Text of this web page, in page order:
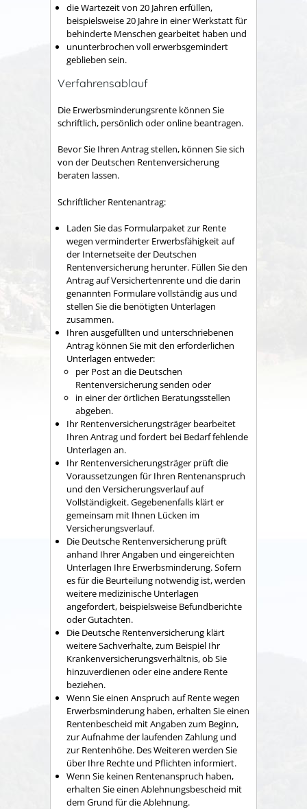
die Wartezeit von 20 Jahren erfüllen,
beispielsweise 20 Jahre in einer Werkstatt für
behinderte Menschen gearbeitet haben und
ununterbrochen voll erwerbsgemindert
geblieben sein.
Verfahrensablauf
Die Erwerbsminderungsrente können Sie
schriftlich, persönlich oder online beantragen.
Bevor Sie Ihren Antrag stellen, können Sie sich
von der Deutschen Rentenversicherung
beraten lassen.
Schriftlicher Rentenantrag:
Laden Sie das Formularpaket zur Rente
wegen verminderter Erwerbsfähigkeit auf
der Internetseite der Deutschen
Rentenversicherung herunter. Füllen Sie den
Antrag auf Versichertenrente und die darin
genannten Formulare vollständig aus und
stellen Sie die benötigten Unterlagen
zusammen.
Ihren ausgefüllten und unterschriebenen
Antrag können Sie mit den erforderlichen
Unterlagen entweder:
per Post an die Deutschen
Rentenversicherung senden oder
in einer der örtlichen Beratungsstellen
abgeben.
Ihr Rentenversicherungsträger bearbeitet
Ihren Antrag und fordert bei Bedarf fehlende
Unterlagen an.
Ihr Rentenversicherungsträger prüft die
Voraussetzungen für Ihren Rentenanspruch
und den Versicherungsverlauf auf
Vollständigkeit. Gegebenenfalls klärt er
gemeinsam mit Ihnen Lücken im
Versicherungsverlauf.
Die Deutsche Rentenversicherung prüft
anhand Ihrer Angaben und eingereichten
Unterlagen Ihre Erwerbsminderung. Sofern
es für die Beurteilung notwendig ist, werden
weitere medizinische Unterlagen
angefordert, beispielsweise Befundberichte
oder Gutachten.
Die Deutsche Rentenversicherung klärt
weitere Sachverhalte, zum Beispiel Ihr
Krankenversicherungsverhältnis, ob Sie
hinzuverdienen oder eine andere Rente
beziehen.
Wenn Sie einen Anspruch auf Rente wegen
Erwerbsminderung haben, erhalten Sie einen
Rentenbescheid mit Angaben zum Beginn,
zur Aufnahme der laufenden Zahlung und
zur Rentenhöhe. Des Weiteren werden Sie
über Ihre Rechte und Pflichten informiert.
Wenn Sie keinen Rentenanspruch haben,
erhalten Sie einen Ablehnungsbescheid mit
dem Grund für die Ablehnung.